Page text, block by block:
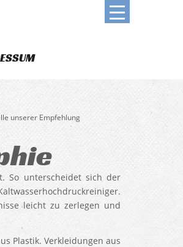
unserer Empfehlung
So unterscheidet sich der
leicht zu zerlegen und
Plastik. Verkleidungen aus